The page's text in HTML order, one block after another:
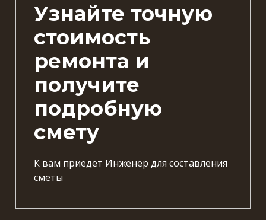
Узнайте точную
стоимость
ремонта и
получите
подробную
смету
К вам приедет Инженер для составления
сметы